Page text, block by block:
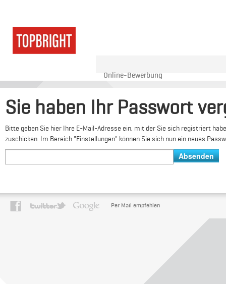
Online-Bewerbung
Sie haben Ihr Passwort
Bitte geben Sie hier Ihre E-Mail-Adresse ein, mit der Sie sich registriert
zuschicken. Im Bereich "Einstellungen" können Sie sich nun ein neues
Per Mail empfehlen